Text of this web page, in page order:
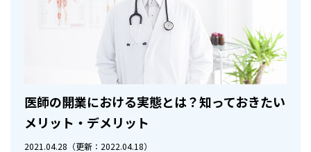
医師の開業における実態とは？知っておきたい
メリット・デメリット
2021.04.28 （更新：2022.04.18）